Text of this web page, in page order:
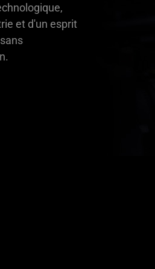
et d'un esprit